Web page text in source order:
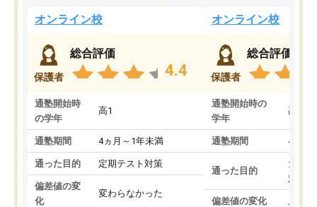
オンライン校
保護者
総合評価
4.4
通塾開始時
の学年
高1
通塾期間 4ヵ月～1年未満
通った目的 定期テスト対策
偏差値の変
化
変わらなかった
オンライン校
保護者
総合評価
通塾開始時の
学年
高3
通塾期間 4ヵ月
通った目的
大学
対策
偏差値の変化